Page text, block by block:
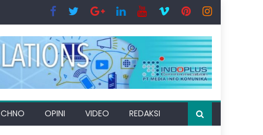
OPINI VIDEO REDAKSI